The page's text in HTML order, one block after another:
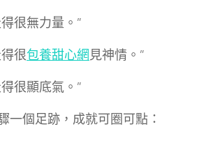
很無力量。”
很包養甜心網見神情。”
很顯底氣。”
一個足跡，成就可圈可點：